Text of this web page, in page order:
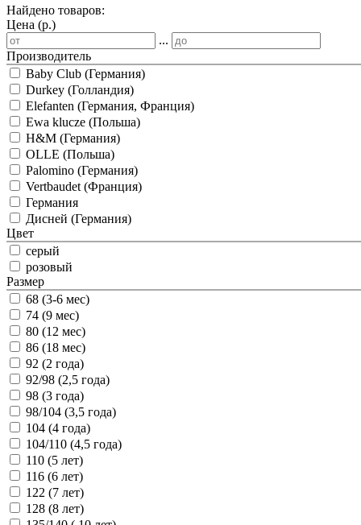
Найдено товаров:
Цена (р.)
...
Производитель
Baby Club (Германия)
Durkey (Голландия)
Elefanten (Германия, Франция)
Ewa klucze (Польша)
H&M (Германия)
OLLE (Польша)
Palomino (Германия)
Vertbaudet (Франция)
Германия
Дисней (Германия)
Цвет
серый
розовый
Размер
68 (3-6 мес)
74 (9 мес)
80 (12 мес)
86 (18 мес)
92 (2 года)
92/98 (2,5 года)
98 (3 года)
98/104 (3,5 года)
104 (4 года)
104/110 (4,5 года)
110 (5 лет)
116 (6 лет)
122 (7 лет)
128 (8 лет)